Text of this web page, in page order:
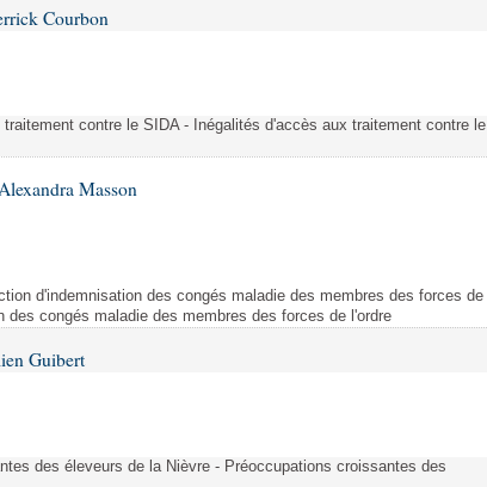
Courbon
contre le SIDA - Inégalités d'accès aux traitement contre le
Masson
d'indemnisation des congés maladie des membres des forces de
des congés maladie des membres des forces de l'ordre
Guibert
des éleveurs de la Nièvre - Préoccupations croissantes des